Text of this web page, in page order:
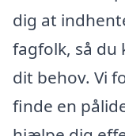
dig at
fagfolk, så du
dit behov. Vi
finde en